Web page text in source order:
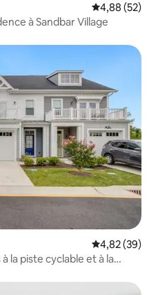
Évaluation
4,88 (52)
à Sandbar Village
Évaluation
4,82 (39)
la piste cyclable et à la